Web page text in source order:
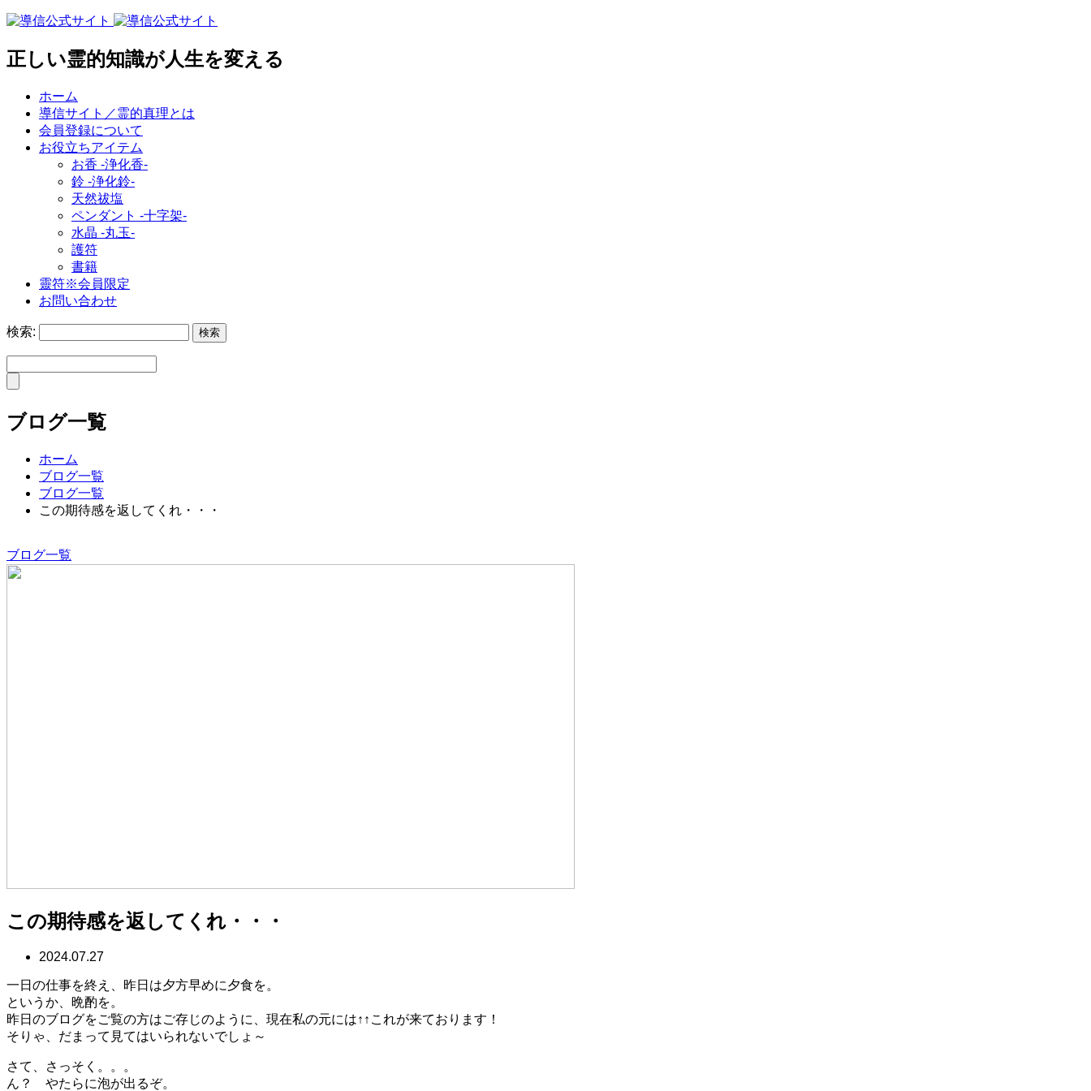
正しい霊的知識が人生を変える
ホーム
導信サイト／霊的真理とは
会員登録について
お役立ちアイテム
お香 ‐浄化香‐
鈴 ‐浄化鈴‐
天然祓塩
ペンダント -十字架-
水晶 -丸玉-
護符
書籍
靈符※会員限定
お問い合わせ
検索:
ブログ一覧
ホーム
ブログ一覧
ブログ一覧
この期待感を返してくれ・・・
ブログ一覧
この期待感を返してくれ・・・
2024.07.27
一日の仕事を終え、昨日は夕方早めに夕食を。
というか、晩酌を。
昨日のブログをご覧の方はご存じのように、現在私の元には↑↑これが来ております！
そりゃ、だまって見てはいられないでしょ～
さて、さっそく。。。
ん？ やたらに泡が出るぞ。